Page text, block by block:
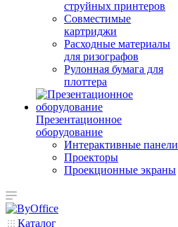
струйных принтеров
Совместимые
картриджи
Расходные материалы
для ризографов
Рулонная бумага для
плоттера
Презентационное
оборудование
Интерактивные панели
Проекторы
Проекционные экраны
Каталог